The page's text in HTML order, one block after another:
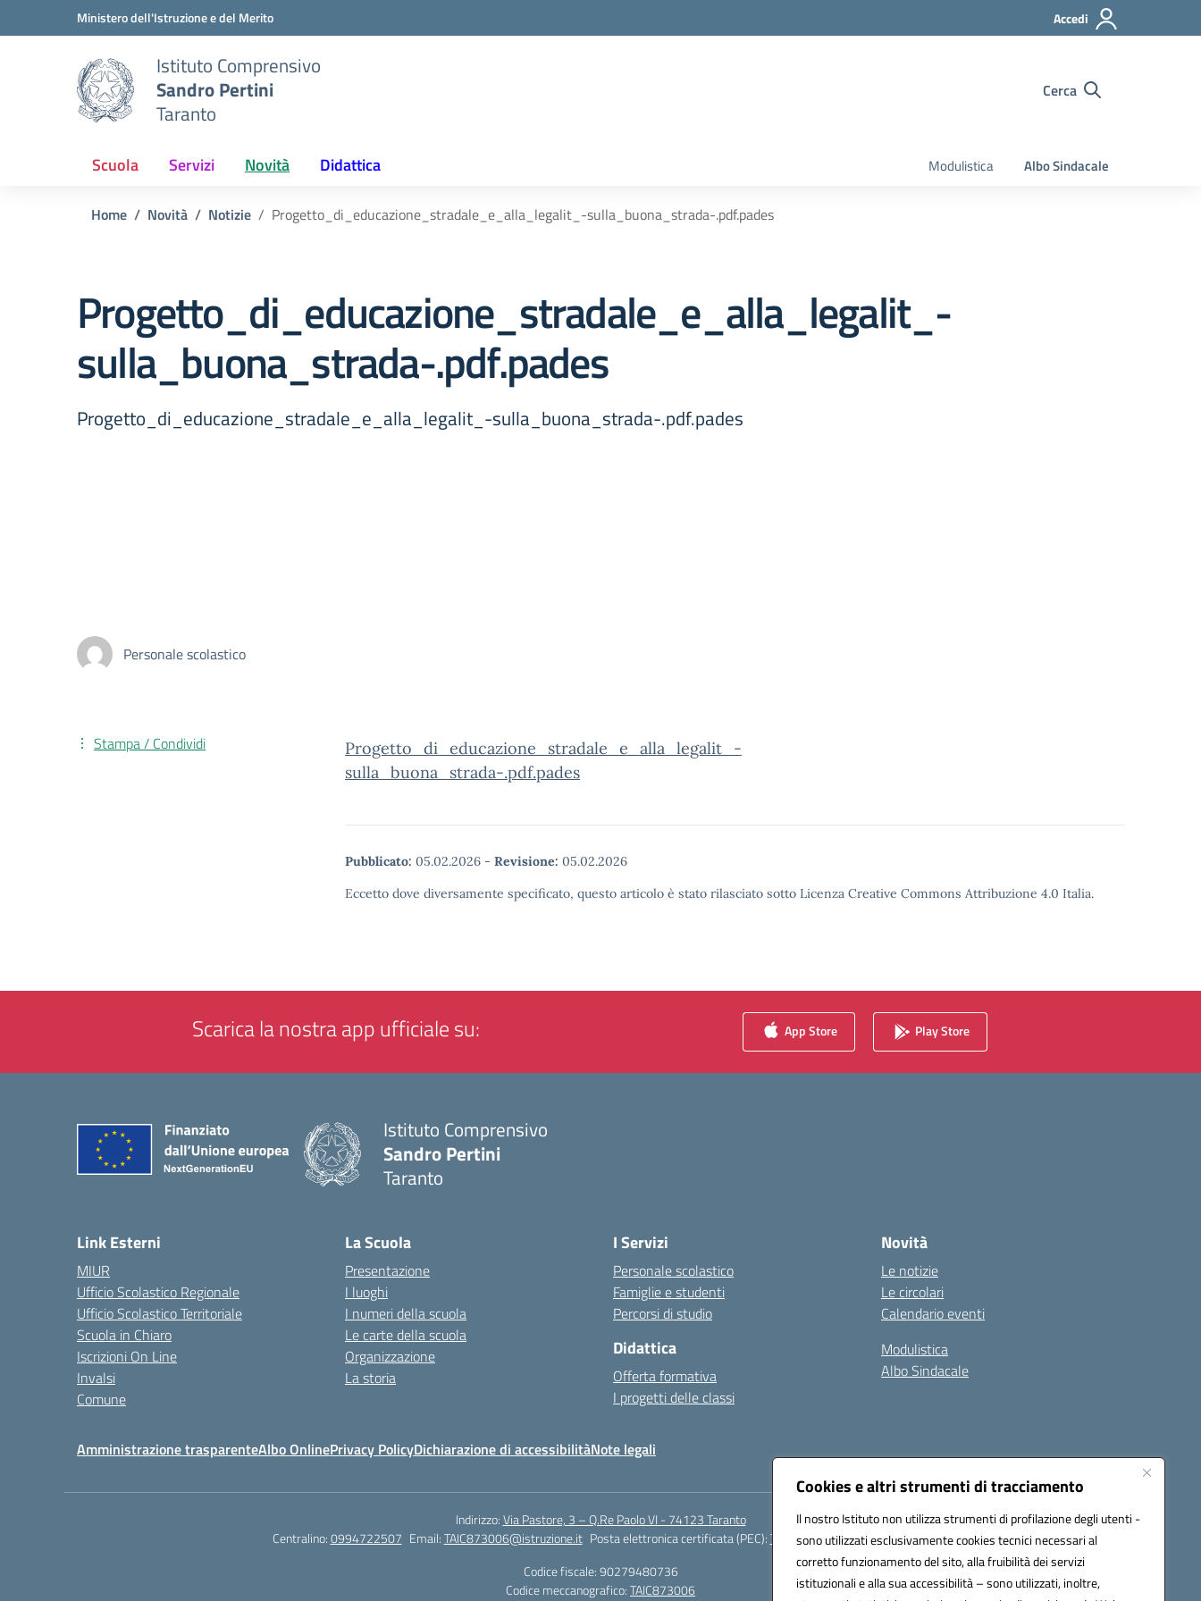
Cookies e altri strumenti di tracciamento
Il nostro Istituto non utilizza strumenti di profilazione degli utenti -
sono utilizzati esclusivamente cookies tecnici necessari al
corretto funzionamento del sito, alla fruibilità dei servizi
istituzionali e alla sua accessibilità – sono utilizzati, inoltre,
Vai ai contenuti
Vai al menu di navigazioneMinistero dell'Istruzione e del Merito Accedi
Istituto Comprensivo
Sandro Pertini
Taranto
Cerca
Scuola Servizi Novità Didattica Modulistica Albo Sindacale
Home Novità Notizie Progetto_di_educazione_stradale_e_alla_legalit_-sulla_buona_strada-.pdf.pades
Progetto_di_educazione_stradale_e_alla_legalit_-
sulla_buona_strada-.pdf.pades
Progetto_di_educazione_stradale_e_alla_legalit_-sulla_buona_strada-.pdf.pades
Personale scolastico
Progetto_di_educazione_stradale_e_alla_legalit_-
sulla_buona_strada-.pdf.pades
Pubblicato: 05.02.2026 - Revisione: 05.02.2026
Eccetto dove diversamente specificato, questo articolo è stato rilasciato sotto Licenza Creative Commons Attribuzione 4.0 Italia.
Stampa / Condividi
Scarica la nostra app ufficiale su: App Store Play Store
Istituto Comprensivo
Sandro Pertini
Taranto
Link Esterni
MIUR
Ufficio Scolastico Regionale
Ufficio Scolastico Territoriale
Scuola in Chiaro
Iscrizioni On Line
Invalsi
Comune
La Scuola
Presentazione
I luoghi
I numeri della scuola
Le carte della scuola
Organizzazione
La storia
I Servizi
Personale scolastico
Famiglie e studenti
Percorsi di studio
Didattica
Offerta formativa
I progetti delle classi
Novità
Le notizie
Le circolari
Calendario eventi
Modulistica
Albo Sindacale
Amministrazione trasparenteAlbo OnlinePrivacy PolicyDichiarazione di accessibilitàNote legali
Indirizzo:Via Pastore, 3 – Q.Re Paolo VI - 74123 Taranto
Centralino:0994722507 Email:TAIC873006@istruzione.it Posta elettronica certificata (PEC):TAIC873006@pec.istruzione.it
Codice fiscale: 90279480736
Codice meccanografico:TAIC873006